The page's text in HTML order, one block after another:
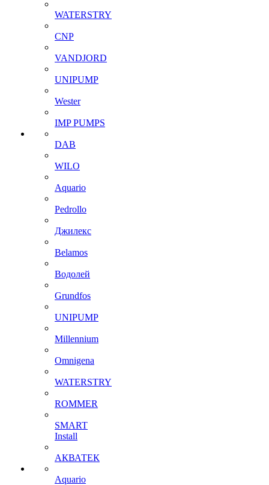
WATERSTRY
CNP
VANDJORD
UNIPUMP
Wester
IMP PUMPS
DAB
WILO
Aquario
Pedrollo
Джилекс
Belamos
Водолей
Grundfos
UNIPUMP
Millennium
Omnigena
WATERSTRY
ROMMER
SMART
Install
АКВАТЕК
Aquario